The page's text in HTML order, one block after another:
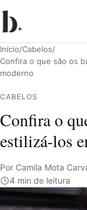
Início/Cabelos/
Confira o que são os
moderno
CABELOS
Confira o
estilizá-los
Por Camila Mota
4 min de leitura